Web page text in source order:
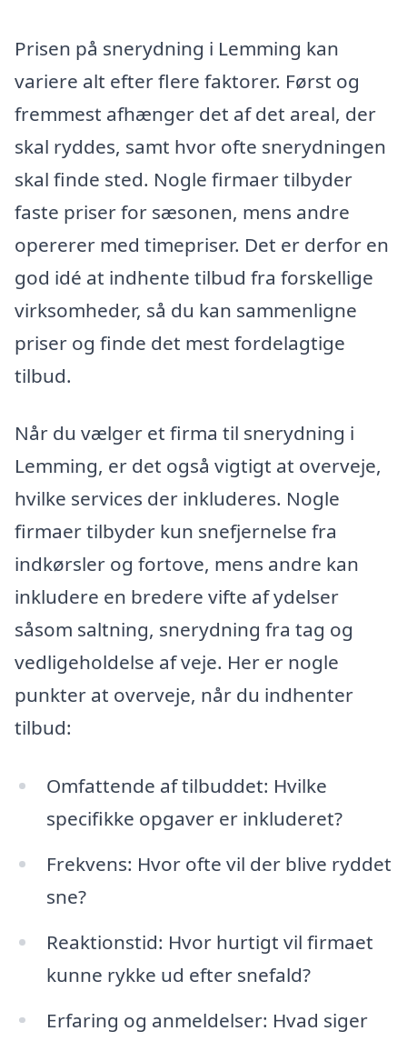
Prisen på snerydning i Lemming kan
variere alt efter flere faktorer. Først og
fremmest afhænger det af det areal, der
skal ryddes, samt hvor ofte snerydningen
skal finde sted. Nogle firmaer tilbyder
faste priser for sæsonen, mens andre
opererer med timepriser. Det er derfor en
god idé at indhente tilbud fra forskellige
virksomheder, så du kan sammenligne
priser og finde det mest fordelagtige
tilbud.
Når du vælger et firma til snerydning i
Lemming, er det også vigtigt at overveje,
hvilke services der inkluderes. Nogle
firmaer tilbyder kun snefjernelse fra
indkørsler og fortove, mens andre kan
inkludere en bredere vifte af ydelser
såsom saltning, snerydning fra tag og
vedligeholdelse af veje. Her er nogle
punkter at overveje, når du indhenter
tilbud:
Omfattende af tilbuddet: Hvilke
specifikke opgaver er inkluderet?
Frekvens: Hvor ofte vil der blive ryddet
sne?
Reaktionstid: Hvor hurtigt vil firmaet
kunne rykke ud efter snefald?
Erfaring og anmeldelser: Hvad siger